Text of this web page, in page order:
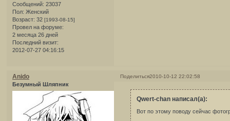
Сообщений: 23037
Пол: Женский
Возраст: 32 [1993-08-15]
Провел на форуме:
2 месяца 26 дней
Последний визит:
2012-07-27 04:16:15
Поделиться2010-10-12 22:02:58
Anido
Безумный Шляпник
Qwert-chan написал(а):
Вот по этому поводу сейчас